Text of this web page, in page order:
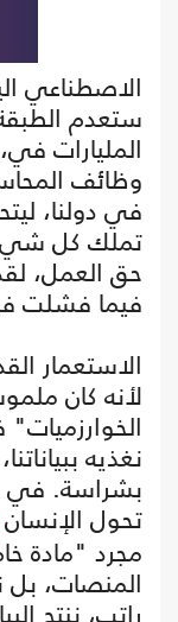
الاصطناعي
ستعدم
المليارات
وظائف
في دولنا،
تملك كل
حق العمل،
فيما فشلت
الاستعمار
لأنه كان
نغذيه
بشراسة. في
تحول الإنسان
مجرد "مادة
المنصات،
راتب، ننتج